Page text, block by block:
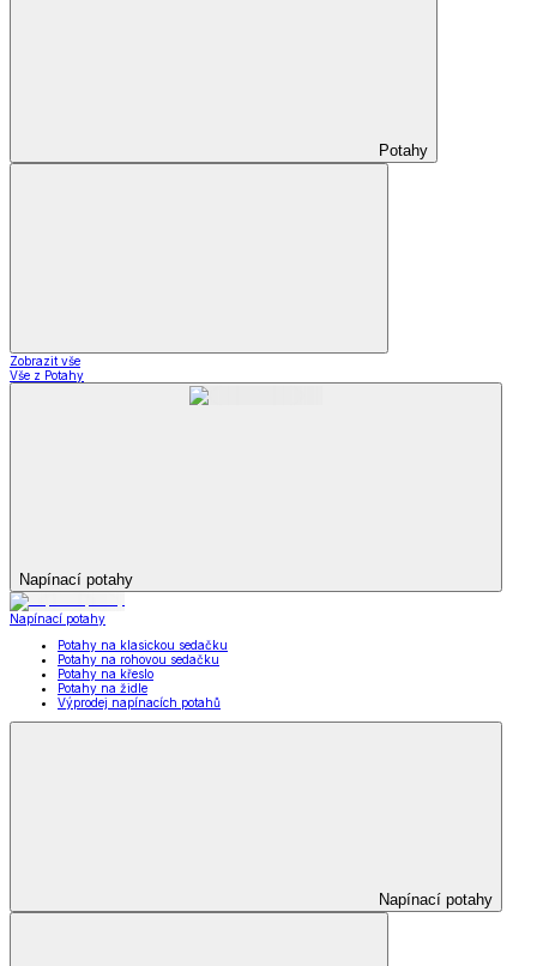
Potahy
Zobrazit vše
Vše z Potahy
Napínací potahy
Napínací potahy
Potahy na klasickou sedačku
Potahy na rohovou sedačku
Potahy na křeslo
Potahy na židle
Výprodej napínacích potahů
Napínací potahy